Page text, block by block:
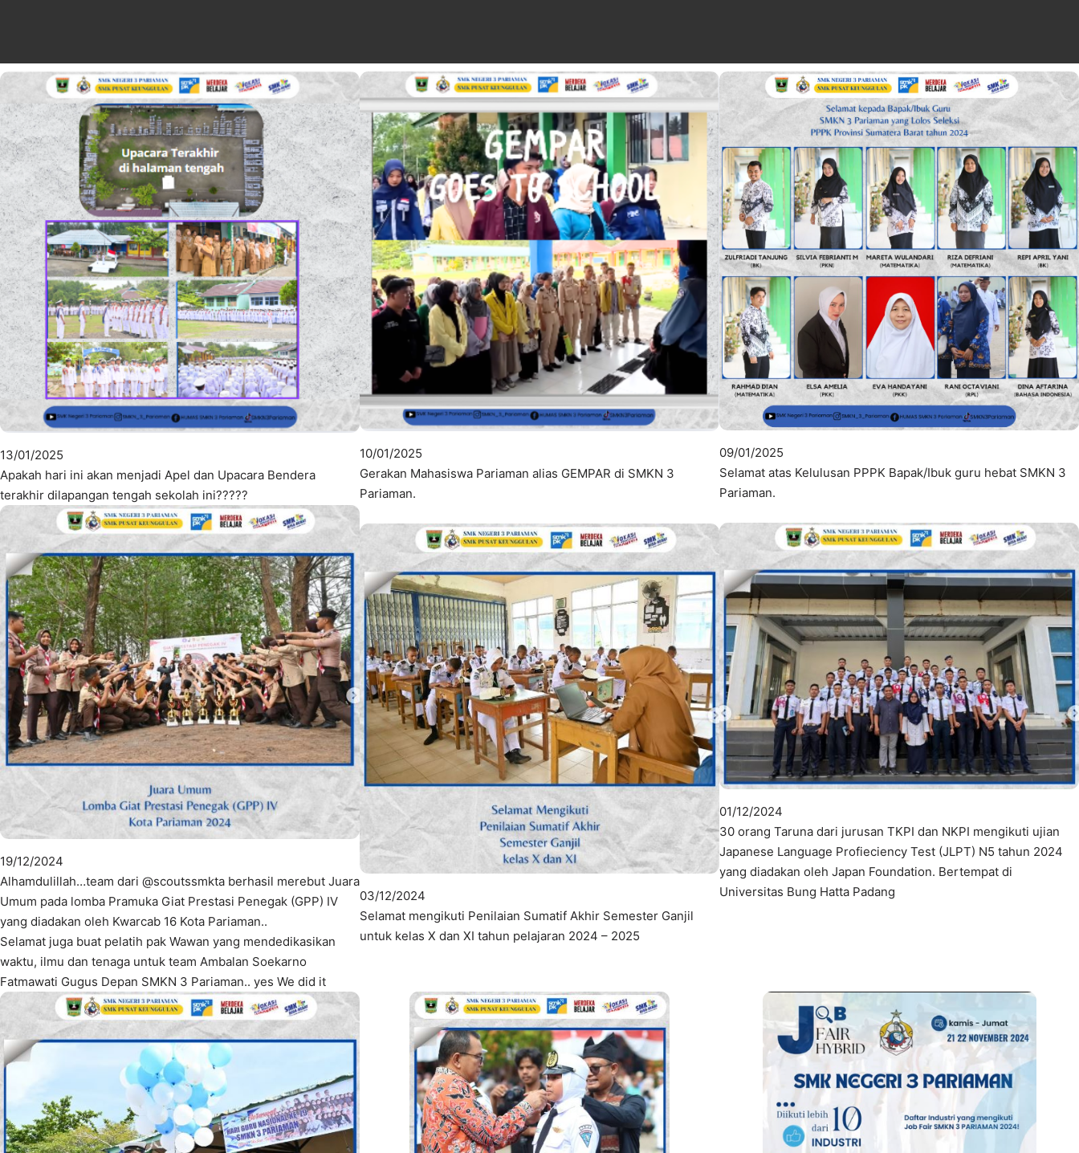
13/01/2025
Apakah hari ini akan menjadi Apel dan Upacara Bendera
terakhir dilapangan tengah sekolah ini?????
19/12/2024
Alhamdulillah…team dari @scoutssmkta berhasil merebut Juara
Umum pada lomba Pramuka Giat Prestasi Penegak (GPP) IV
yang diadakan oleh Kwarcab 16 Kota Pariaman..
Selamat juga buat pelatih pak Wawan yang mendedikasikan
waktu, ilmu dan tenaga untuk team Ambalan Soekarno
Fatmawati Gugus Depan SMKN 3 Pariaman.. yes We did it
10/01/2025
Gerakan Mahasiswa Pariaman alias GEMPAR di SMKN 3
Pariaman.
03/12/2024
Selamat mengikuti Penilaian Sumatif Akhir Semester Ganjil
untuk kelas X dan XI tahun pelajaran 2024 – 2025
09/01/2025
Selamat atas Kelulusan PPPK Bapak/Ibuk guru hebat SMKN 3
Pariaman.
01/12/2024
30 orang Taruna dari jurusan TKPI dan NKPI mengikuti ujian
Japanese Language Profieciency Test (JLPT) N5 tahun 2024
yang diadakan oleh Japan Foundation. Bertempat di
Universitas Bung Hatta Padang